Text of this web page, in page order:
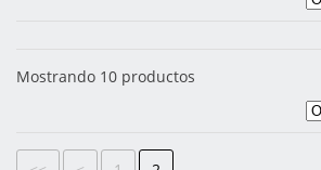
Mostrando 10 productos